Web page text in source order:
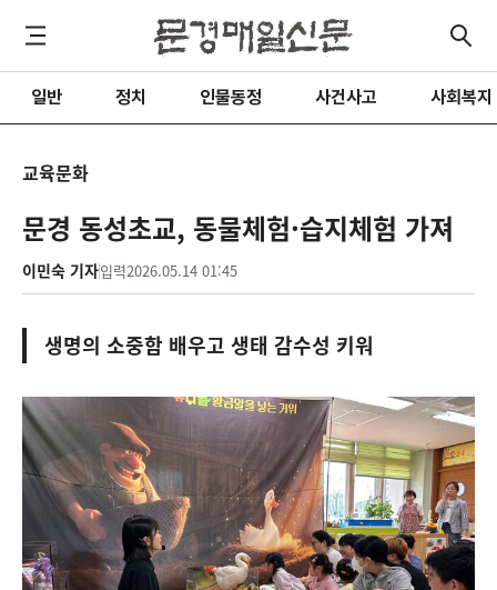
일반 정치 인물동정 사건사고 사회복지
교육문화
문경 동성초교, 동물체험·습지체험 가져
이민숙 기자입력2026.05.14 01:45
생명의 소중함 배우고 생태 감수성 키워